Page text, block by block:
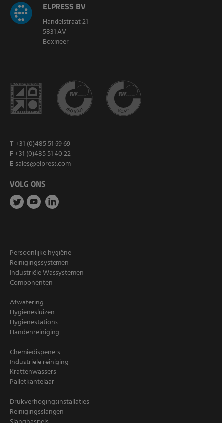
ELPRESS BV
Handelstraat 21
5831 AV
Boxmeer
T +31 (0)485 51 69 69
F+31 (0)485 51 40 22
E sales@elpress.com
VOLG ONS
Persoonlijke hygiëne
Reinigingssystemen
Industriële Wassystemen
Componenten
Afwatering
Hygiënesluizen
Hygiënestations
Handenreiniging
Chemiedispeners
Industriële reiniging
Krattenwassers
Palletkantelaar
Drukverhogingsinstallaties
Reinigingsslangen